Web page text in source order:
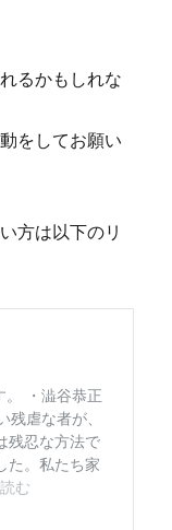
るかもしれな
をしてお願い
方は以下のリ